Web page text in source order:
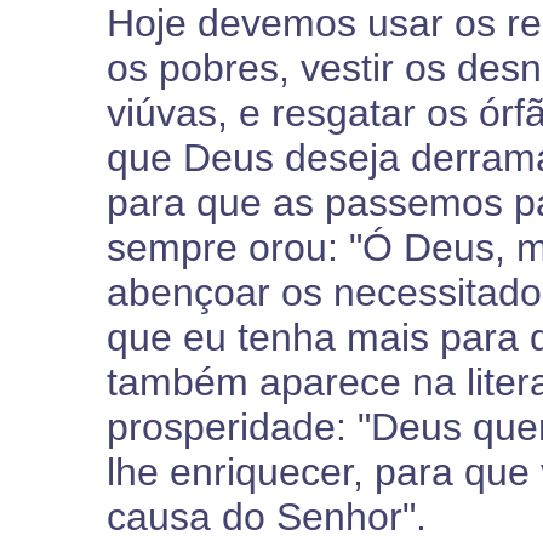
Hoje devemos usar os
os pobres, vestir os
viúvas, e resgatar os
que Deus deseja
para que as passemos
sempre orou: "Ó Deus,
abençoar os
que eu tenha mais para
também aparece na
prosperidade: "Deus
lhe enriquecer, para
causa do Senhor".